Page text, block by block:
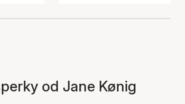
od Jane Kønig